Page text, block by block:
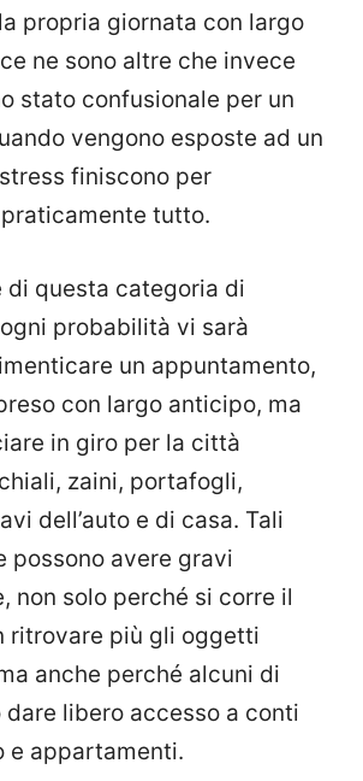
propria giornata con largo
ne sono altre che invece
stato confusionale per un
vengono esposte ad un
finiscono per
tutto.
di questa categoria di
probabilità vi sarà
un appuntamento,
con largo anticipo, ma
in giro per la città
zaini, portafogli,
dell’auto e di casa. Tali
possono avere gravi
non solo perché si corre il
ritrovare più gli oggetti
anche perché alcuni di
dare libero accesso a conti
e appartamenti.